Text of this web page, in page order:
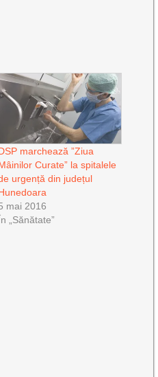
marchează ”Ziua
Curate” la spitalele
urgență din județul
mai 2016
„Sănătate”